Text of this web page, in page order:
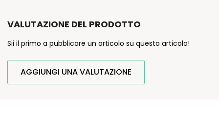
VALUTAZIONE DEL PRODOTTO
Sii il primo a pubblicare un articolo su questo articolo!
AGGIUNGI UNA VALUTAZIONE